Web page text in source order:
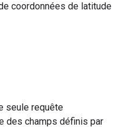
coordonnées de latitude
seule requête
des champs définis par